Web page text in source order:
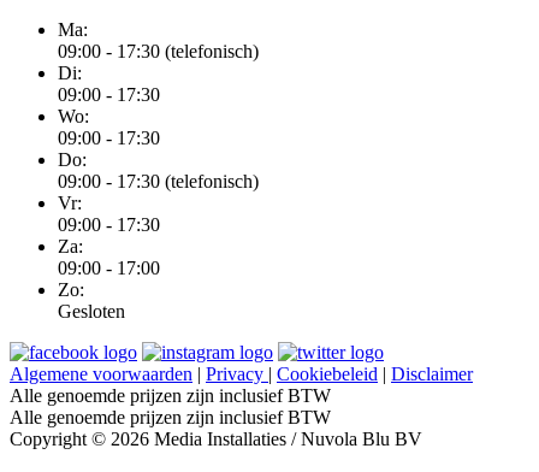
Ma:
09:00 - 17:30 (telefonisch)
Di:
09:00 - 17:30
Wo:
09:00 - 17:30
Do:
09:00 - 17:30 (telefonisch)
Vr:
09:00 - 17:30
Za:
09:00 - 17:00
Zo:
Gesloten
Algemene voorwaarden | Privacy | Cookiebeleid | Disclaimer
Alle genoemde prijzen zijn inclusief BTW
Alle genoemde prijzen zijn inclusief BTW
Copyright © 2026 Media Installaties / Nuvola Blu BV